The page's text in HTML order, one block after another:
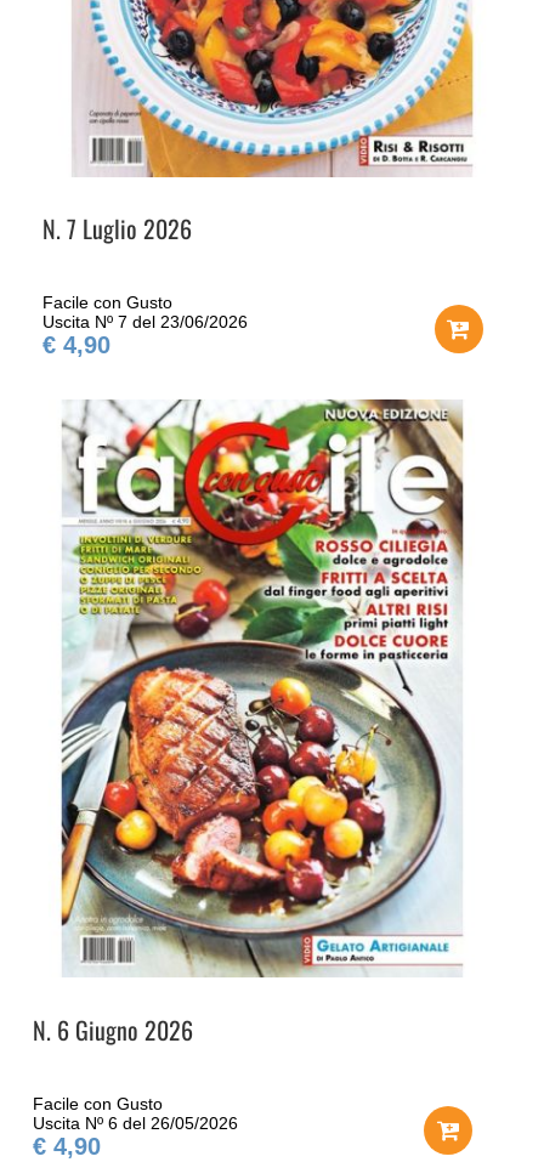
N. 7 Luglio 2026
Facile con Gusto
Uscita Nº 7 del 23/06/2026
€ 4,90
N. 6 Giugno 2026
Facile con Gusto
Uscita Nº 6 del 26/05/2026
€ 4,90